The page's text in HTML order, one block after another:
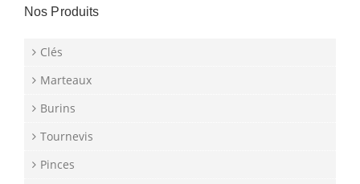
Nos Produits
Clés
Marteaux
Burins
Tournevis
Pinces